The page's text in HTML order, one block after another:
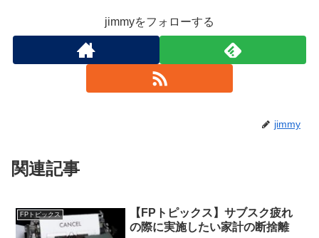
jimmyをフォローする
jimmy
関連記事
FPトピックス
【FPトピックス】サブスク疲れ
の際に実施したい家計の断捨離